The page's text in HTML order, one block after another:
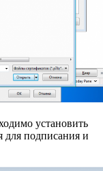
установить
для подписания и